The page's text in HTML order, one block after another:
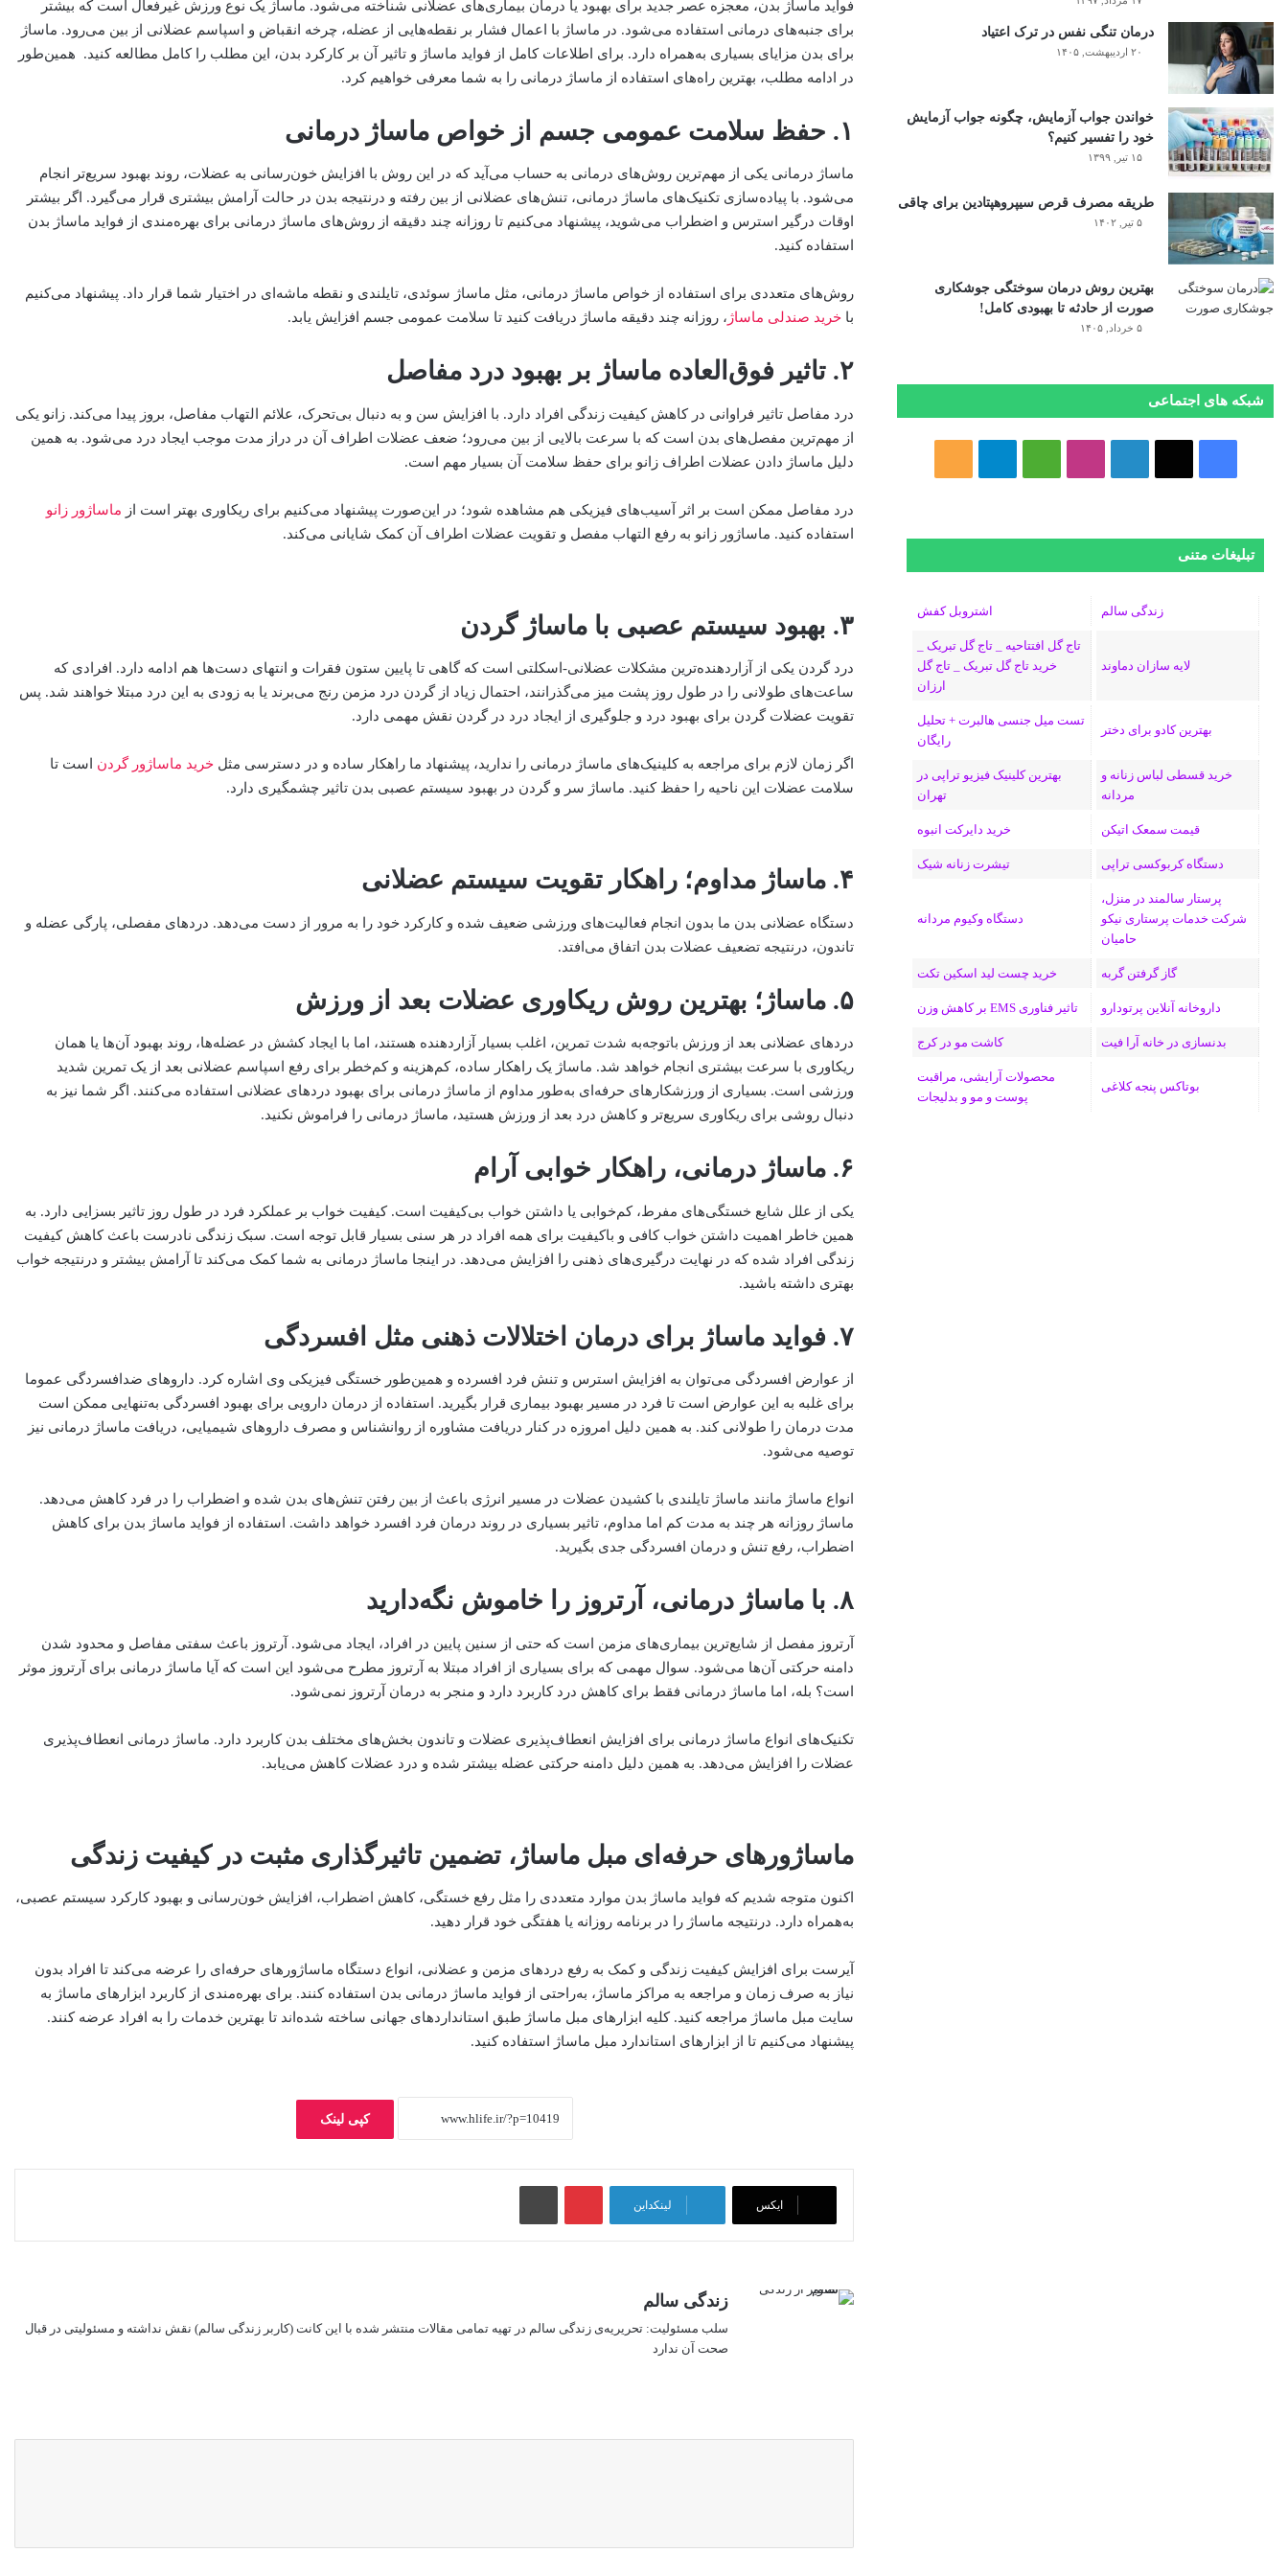
فواید ماساژ بدن، معجزه عصر جدید برای بهبود یا درمان بیماری‌های عضلانی شناخته می‌شود. ماساژ یک نوع ورزش غیر‌فعال است که بیشتر
برای جنبه‌های درمانی استفاده می‌شود. در ماساژ با اعمال فشار بر نقطه‌هایی از عضله، چرخه انقباض و اسپاسم عضلانی از بین می‌رود. ماساژ
برای بدن مزایای بسیاری به‌همراه دارد. برای اطلاعات کامل از فواید ماساژ و تاثیر آن بر کارکرد بدن، این مطلب را کامل مطالعه کنید. همین‌طور
در ادامه مطلب، بهترین راه‌های استفاده از ماساژ درمانی را به شما معرفی خواهیم کرد.
۱. حفظ سلامت عمومی جسم از خواص ماساژ درمانی
ماساژ درمانی یکی از مهم‌ترین روش‌های درمانی به حساب می‌آید که در این روش با افزایش خون‌رسانی به عضلات، روند بهبود سریع‌تر انجام
می‌شود. با پیاده‌سازی تکنیک‌های ماساژ درمانی، تنش‌های عضلانی از بین رفته و در‌نتیجه بدن در حالت آرامش بیشتری قرار می‌گیرد. اگر بیشتر
اوقات درگیر استرس و اضطراب می‌شوید، پیشنهاد می‌کنیم تا روزانه چند دقیقه از روش‌های ماساژ درمانی برای بهره‌مندی از فواید ماساژ بدن
استفاده کنید.
روش‌های متعددی برای استفاده از خواص ماساژ درمانی، مثل ماساژ سوئدی، تایلندی و نقطه ماشه‌ای در اختیار شما قرار داد. پیشنهاد می‌کنیم
با خرید صندلی ماساژ ، روزانه چند دقیقه ماساژ دریافت کنید تا سلامت عمومی جسم افزایش یابد.
۲. تاثیر فوق‌العاده ماساژ بر بهبود درد مفاصل
درد مفاصل تاثیر فراوانی در کاهش کیفیت زندگی افراد دارد. با افزایش سن و به دنبال بی‌تحرک، علائم التهاب مفاصل، بروز پیدا می‌کند. زانو یکی
از مهم‌ترین مفصل‌های بدن است که با سرعت بالایی از بین می‌رود؛ ضعف عضلات اطراف آن در دراز مدت موجب ایجاد درد می‌شود. به همین
دلیل ماساژ دادن عضلات اطراف زانو برای حفظ سلامت آن بسیار مهم است.
درد مفاصل ممکن است بر اثر آسیب‌های فیزیکی هم مشاهده شود؛ در این‌صورت پیشنهاد می‌کنیم برای ریکاوری بهتر است از ماساژور زانو
استفاده کنید. ماساژور زانو به رفع التهاب مفصل و تقویت عضلات اطراف آن کمک شایانی می‌کند.
۳. بهبود سیستم عصبی با ماساژ گردن
درد گردن یکی از آزاردهنده‌ترین مشکلات عضلانی-اسکلتی است که گاهی تا پایین ستون فقرات و انتهای دست‌‌ها هم ادامه دارد. افرادی که
ساعت‌های طولانی را در طول روز پشت میز می‌گذرانند، احتمال زیاد از گردن درد مزمن رنج می‌برند یا به زودی به این درد مبتلا خواهند شد. پس
تقویت عضلات گردن برای بهبود درد و جلوگیری از ایجاد درد در گردن نقش مهمی دارد.
اگر زمان لازم برای مراجعه به کلینیک‌های ماساژ درمانی را ندارید، پیشنهاد ما راهکار ساده و در دسترسی مثل خرید ماساژور گردن است تا
سلامت عضلات این ناحیه را حفظ کنید. ماساژ سر و گردن در بهبود سیستم عصبی بدن تاثیر چشمگیری دارد.
۴. ماساژ مداوم؛ راهکار تقویت سیستم عضلانی
دستگاه عضلانی بدن ما بدون انجام فعالیت‌های ورزشی ضعیف شده و کارکرد خود را به مرور از دست می‌دهد. دردهای مفصلی، پارگی عضله و
تاندون، در‌نتیجه تضعیف عضلات بدن اتفاق می‌افتد.
۵. ماساژ؛ بهترین روش ریکاوری عضلات بعد از ورزش
دردهای عضلانی بعد از ورزش باتوجه‌به شدت تمرین، اغلب بسیار آزاردهنده هستند، اما با ایجاد کشش در عضله‌ها، روند بهبود آن‌ها یا همان
ریکاوری با سرعت بیشتری انجام خواهد شد. ماساژ یک راهکار ساده، کم‌هزینه و کم‌خطر برای رفع اسپاسم عضلانی بعد از یک تمرین شدید
ورزشی است. بسیاری از ورزشکارهای حرفه‌ای به‌طور مداوم از ماساژ درمانی برای بهبود دردهای عضلانی استفاده می‌کنند. اگر شما نیز به
دنبال روشی برای ریکاوری سریع‌تر و کاهش درد بعد از ورزش هستید، ماساژ درمانی را فراموش نکنید.
۶. ماساژ درمانی، راهکار خوابی آرام
یکی از علل شایع خستگی‌های مفرط، کم‌خوابی یا داشتن خواب بی‌کیفیت است. کیفیت خواب بر عملکرد فرد در طول روز تاثیر بسزایی دارد. به
همین خاطر اهمیت داشتن خواب کافی و با‌کیفیت برای همه افراد در هر سنی بسیار قابل توجه است. سبک زندگی نادرست باعث کاهش کیفیت
زندگی افراد شده که در نهایت درگیری‌های ذهنی را افزایش می‌دهد. در اینجا ماساژ درمانی به شما کمک می‌کند تا آرامش بیشتر و در‌نتیجه خواب
بهتری داشته باشید.
۷. فواید ماساژ برای درمان اختلالات ذهنی مثل افسردگی
از عوارض افسردگی می‌توان به افزایش استرس و تنش فرد افسرده و همین‌طور خستگی فیزیکی وی اشاره کرد. داروهای ضد‌افسردگی عموما
برای غلبه به این عوارض است تا فرد در مسیر بهبود بیماری قرار بگیرید. استفاده از درمان دارویی برای بهبود افسردگی به‌تنهایی ممکن است
مدت درمان را طولانی کند. به همین دلیل امروزه در کنار دریافت مشاوره از روانشناس و مصرف داروهای شیمیایی، دریافت ماساژ درمانی نیز
توصیه می‌شود.
انواع ماساژ مانند ماساژ تایلندی با کشیدن عضلات در مسیر انرژی باعث از بین رفتن تنش‌‌های بدن شده و اضطراب را در فرد کاهش می‌دهد.
ماساژ روزانه هر چند به مدت کم اما مداوم، تاثیر بسیاری در روند درمان فرد افسرد خواهد داشت. استفاده از فواید ماساژ بدن برای کاهش
اضطراب، رفع تنش و درمان افسردگی جدی بگیرید.
۸. با ماساژ درمانی، آرتروز را خاموش نگه‌دارید
آرتروز مفصل از شایع‌ترین بیماری‌های مزمن است که حتی از سنین پایین در افراد، ایجاد می‌شود. آرتروز باعث سفتی مفاصل و محدود شدن
دامنه حرکتی آن‌ها می‌شود. سوال مهمی که برای بسیاری از افراد مبتلا به آرتروز مطرح می‌شود این است که آیا ماساژ درمانی برای آرتروز موثر
است؟ بله، اما ماساژ درمانی فقط برای کاهش درد کاربرد دارد و منجر به درمان آرتروز نمی‌شود.
تکنیک‌های انواع ماساژ درمانی برای افزایش انعطاف‌پذیری عضلات و تاندون بخش‌های مختلف بدن کاربرد دارد. ماساژ درمانی انعطاف‌پذیری
عضلات را افزایش می‌دهد. به همین دلیل دامنه حرکتی عضله بیشتر شده و درد عضلات کاهش می‌یابد.
ماساژورهای حرفه‌ای مبل ماساژ، تضمین تاثیرگذاری مثبت در کیفیت زندگی
اکنون متوجه شدیم که فواید ماساژ بدن موارد متعددی را مثل رفع خستگی، کاهش اضطراب، افزایش خون‌رسانی و بهبود کارکرد سیستم عصبی،
به‌همراه دارد. در‌نتیجه ماساژ را در برنامه روزانه یا هفتگی خود قرار دهید.
آیرست برای افزایش کیفیت زندگی و کمک به رفع دردهای مزمن و عضلانی، انواع دستگاه ماساژورهای حرفه‌ای را عرضه می‌کند تا افراد بدون
نیاز به صرف زمان و مراجعه به مراکز ماساژ، به‌راحتی از فواید ماساژ درمانی بدن استفاده کنند. برای بهره‌مندی از کاربرد ابزارهای ماساژ به
سایت مبل ماساژ مراجعه کنید. کلیه ابزارهای مبل ماساژ طبق استانداردهای جهانی ساخته شده‌اند تا بهترین خدمات را به افراد عرضه کنند.
پیشنهاد می‌کنیم تا از ابزارهای استاندارد مبل ماساژ استفاده کنید.
کپی لینک
ایکس لینکداین
پینتریستچاپ
زندگی سالم
سلب‌ مسئولیت: تحریریه‌ی زندگی سالم در تهیه‌ تمامی مقالات منتشر شده با این کانت (کاربر زندگی سالم) نقش نداشته و مسئولیتی در قبال
صحت آن ندارد
درمان تنگی نفس در ترک اعتیاد
۲۰ اردیبهشت, ۱۴۰۵
خواندن جواب آزمایش، چگونه جواب آزمایش
خود را تفسیر کنیم؟
۱۵ تیر, ۱۳۹۹
طریقه مصرف قرص سیپروهپتادین برای چاقی
۵ تیر, ۱۴۰۲
بهترین روش درمان سوختگی جوشکاری
صورت از حادثه تا بهبودی کامل!
۵ خرداد, ۱۴۰۵
شبکه های اجتماعی
تبلیغات متنی
زندگی سالم اشتروبل کفش
لایه سازان دماوند
تاج گل افتتاحیه _ تاج گل تبریک _
خرید تاج گل تبریک _ تاج گل
ارزان
بهترین کادو برای دختر
تست میل جنسی هالبرت + تحلیل
رایگان
خرید قسطی لباس زنانه و
مردانه
بهترین کلینیک فیزیو تراپی در
تهران
قیمت سمعک اتیکن خرید دایرکت انبوه
دستگاه کربوکسی تراپی تیشرت زنانه شیک
پرستار سالمند در منزل،
شرکت خدمات پرستاری نیکو
حامیان
دستگاه وکیوم مردانه
گاز گرفتن گربه خرید چست لید اسکین تکت
داروخانه آنلاین پرتودارو تاثیر فناوری EMS بر کاهش وزن
بدنسازی در خانه آرا فیت کاشت مو در کرج
بوتاکس پنجه کلاغی
محصولات آرایشی، مراقبت
پوست و مو و بدلیجات